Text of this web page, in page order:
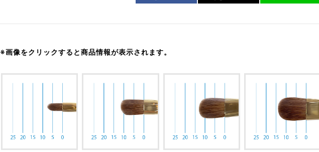
※画像をクリックすると商品情報が表示されます。